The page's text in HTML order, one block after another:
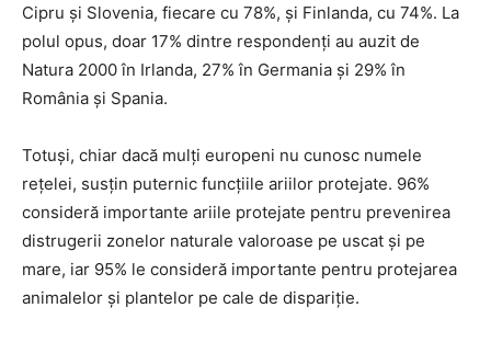
Cipru și Slovenia, fiecare cu 78%, și Finlanda, cu 74%. La
polul opus, doar 17% dintre respondenți au auzit de
Natura 2000 în Irlanda, 27% în Germania și 29% în
România și Spania.
Totuși, chiar dacă mulți europeni nu cunosc numele
rețelei, susțin puternic funcțiile ariilor protejate. 96%
consideră importante ariile protejate pentru prevenirea
distrugerii zonelor naturale valoroase pe uscat și pe
mare, iar 95% le consideră importante pentru protejarea
animalelor și plantelor pe cale de dispariție.